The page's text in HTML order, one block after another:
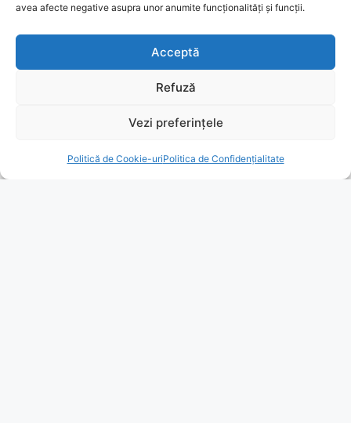
avea afecte negative asupra unor anumite funcționalități și funcții.
Acceptă
Refuză
Vezi preferințele
Politică de Cookie-uriPolitica de Confidențialitate